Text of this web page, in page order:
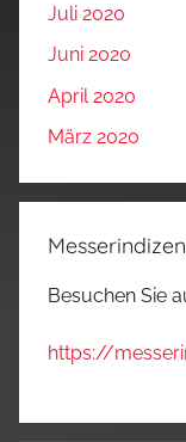
Juli 2020
Juni 2020
April 2020
März 2020
Besuchen Sie
https://